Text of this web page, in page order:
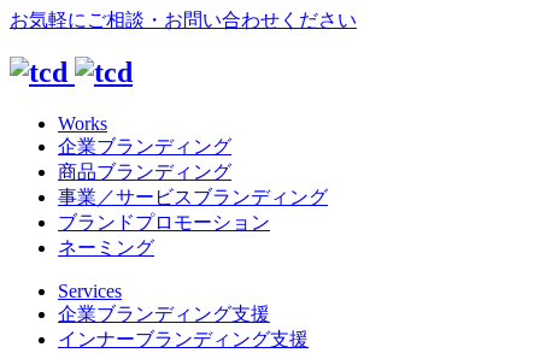
お気軽にご相談・お問い合わせください
Works
企業ブランディング
商品ブランディング
事業／サービスブランディング
ブランドプロモーション
ネーミング
Services
企業ブランディング支援
インナーブランディング支援